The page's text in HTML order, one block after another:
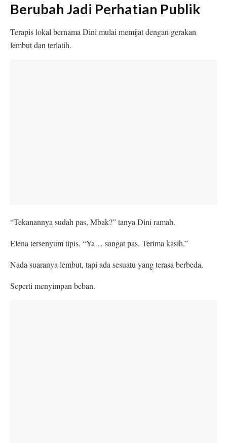
Berubah Jadi Perhatian Publik
Terapis lokal bernama Dini mulai memijat dengan gerakan
lembut dan terlatih.
“Tekanannya sudah pas, Mbak?” tanya Dini ramah.
Elena tersenyum tipis. “Ya… sangat pas. Terima kasih.”
Nada suaranya lembut, tapi ada sesuatu yang terasa berbeda.
Seperti menyimpan beban.